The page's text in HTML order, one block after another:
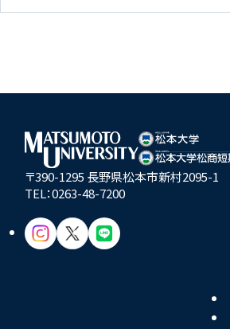
〒390-1295 長野県松本市新村2095-1
TEL：0263-48-7200